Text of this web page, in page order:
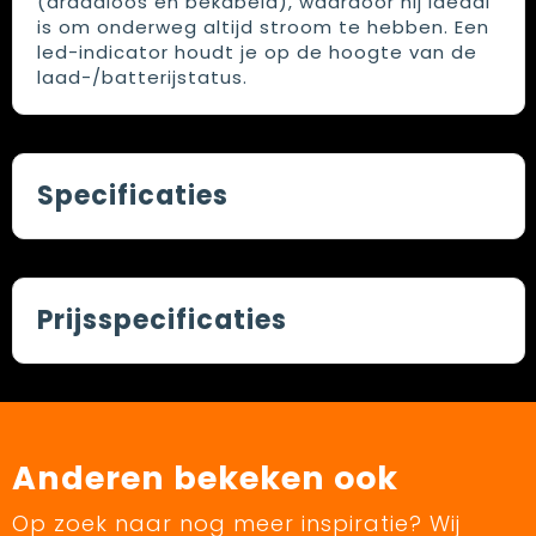
is om onderweg altijd stroom te hebben. Een
led-indicator houdt je op de hoogte van de
laad-/batterijstatus.
Specificaties
Prijsspecificaties
Anderen bekeken ook
Op zoek naar nog meer inspiratie? Wij